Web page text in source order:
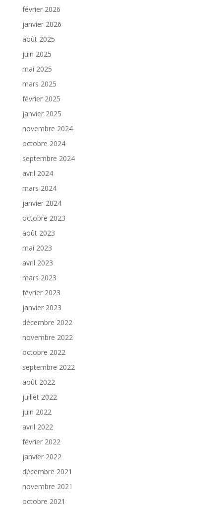
février 2026
janvier 2026
août 2025
juin 2025
mai 2025
mars 2025
février 2025
janvier 2025
novembre 2024
octobre 2024
septembre 2024
avril 2024
mars 2024
janvier 2024
octobre 2023
août 2023
mai 2023
avril 2023
mars 2023
février 2023
janvier 2023
décembre 2022
novembre 2022
octobre 2022
septembre 2022
août 2022
juillet 2022
juin 2022
avril 2022
février 2022
janvier 2022
décembre 2021
novembre 2021
octobre 2021